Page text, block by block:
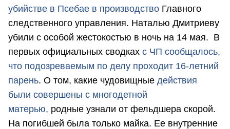
убийстве в Псебае в производство Главного
следственного управления. Наталью Дмитриеву
убили с особой жестокостью в ночь на 14 мая. В
первых официальных сводках с ЧП сообщалось,
что подозреваемым по делу проходит 16-летний
парень. О том, какие чудовищные действия
были совершены с многодетной
матерью, родные узнали от фельдшера скорой.
На погибшей была только майка. Ее внутренние